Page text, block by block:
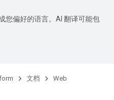
您偏好的语言。AI 翻译可能包
文档
Web